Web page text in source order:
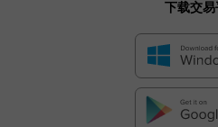
下载交易